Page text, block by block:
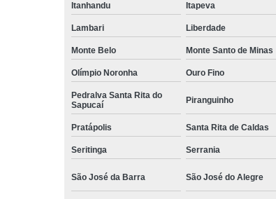
Itanhandu Itapeva
Lambari Liberdade
Monte Belo Monte Santo de Minas
Olímpio Noronha Ouro Fino
Pedralva Santa Rita do
Sapucaí
Piranguinho
Pratápolis Santa Rita de Caldas
Seritinga Serrania
São José da Barra São José do Alegre